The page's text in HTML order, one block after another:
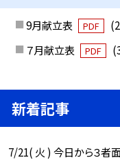
9月献立表 PDF
７月献立表
PDF
新着記事
7/21( 火 ) 今日から３者